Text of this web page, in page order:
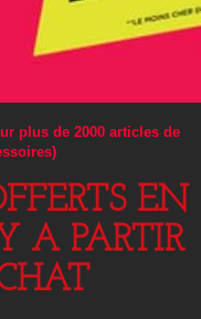
plus de 2000 articles de
EN
A PARTIR